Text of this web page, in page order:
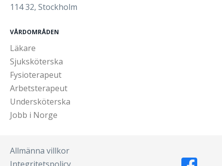
114 32, Stockholm
VÅRDOMRÅDEN
Läkare
Sjuksköterska
Fysioterapeut
Arbetsterapeut
Undersköterska
Jobb i Norge
Allmänna villkor
Integritetspolicy